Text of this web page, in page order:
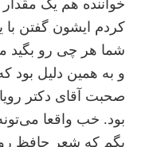
خواننده هم یک
کردم ایشون گفتن
شما هر چی رو
و به همین دلیل بود
صحبت آقای دکتر
بود. خب واقعا
بگم که شعر حافظ